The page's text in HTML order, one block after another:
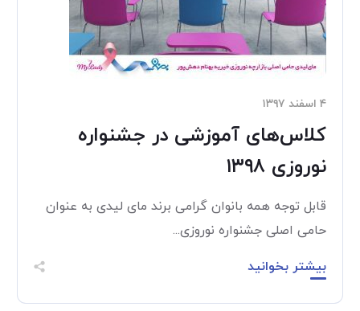
۴ اسفند ۱۳۹۷
کلاس‌های آموزشی در جشنواره
نوروزی ۱۳۹۸
قابل توجه همه بانوان گرامی برند مای لیدی به عنوان
حامی اصلی جشنواره نوروزی...
بیشتر بخوانید